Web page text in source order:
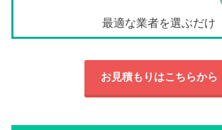
最適な業者を選ぶだけ
お見積もりはこちらから